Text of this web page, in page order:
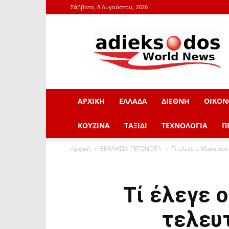
Σάββατο, 8 Αυγούστου, 2026
adieksodos.gr
ΑΡΧΙΚΗ ΕΛΛΑΔΑ ΔΙΕΘΝΗ
ΚΟΥΖΙΝΑ ΤΑΞΙΔΙ ΤΕΧΝΟΛΟΓΙΑ
Αρχική ΕΚΚΛΗΣΙΑ-ΓΕΓΟΝΟΤΑ Τί έλεγε ο
Τί έλεγε